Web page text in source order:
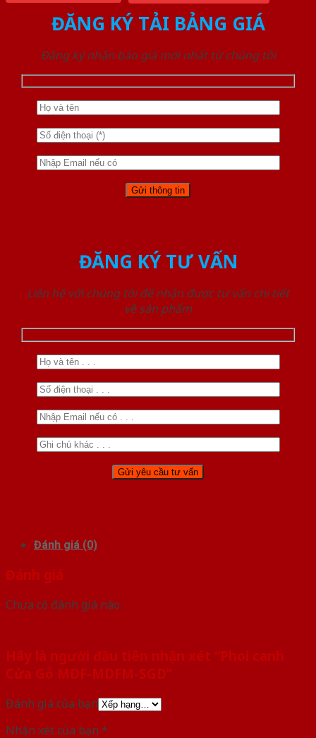
ĐĂNG KÝ TẢI BẢNG GIÁ
Đăng ký nhận báo giá mới nhất từ chúng tôi
ĐĂNG KÝ TƯ VẤN
Liên hệ với chúng tôi để nhận được tư vấn chi tiết
về sản phẩm
Đánh giá (0)
Đánh giá
Chưa có đánh giá nào.
Hãy là người đầu tiên nhận xét “Phoi canh
Cửa Gỗ MDF-MDFM-SGD”
Đánh giá của bạn
Nhận xét của bạn *